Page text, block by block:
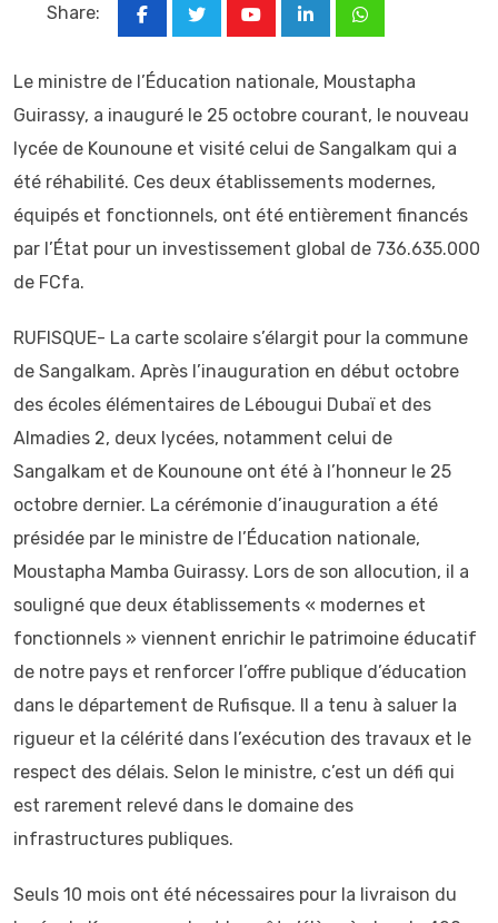
Share:
LinkedInWhatsapp
Le ministre de l’Éducation nationale, Moustapha
Guirassy, a inauguré le 25 octobre courant, le nouveau
lycée de Kounoune et visité celui de Sangalkam qui a
été réhabilité. Ces deux établissements modernes,
équipés et fonctionnels, ont été entièrement financés
par l’État pour un investissement global de 736.635.000
de FCfa.
RUFISQUE- La carte scolaire s’élargit pour la commune
de Sangalkam. Après l’inauguration en début octobre
des écoles élémentaires de Lébougui Dubaï et des
Almadies 2, deux lycées, notamment celui de
Sangalkam et de Kounoune ont été à l’honneur le 25
octobre dernier. La cérémonie d’inauguration a été
présidée par le ministre de l’Éducation nationale,
Moustapha Mamba Guirassy. Lors de son allocution, il a
souligné que deux établissements « modernes et
fonctionnels » viennent enrichir le patrimoine éducatif
de notre pays et renforcer l’offre publique d’éducation
dans le département de Rufisque. Il a tenu à saluer la
rigueur et la célérité dans l’exécution des travaux et le
respect des délais. Selon le ministre, c’est un défi qui
est rarement relevé dans le domaine des
infrastructures publiques.
Seuls 10 mois ont été nécessaires pour la livraison du